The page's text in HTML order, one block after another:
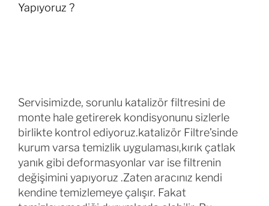
Yapıyoruz ?
Servisimizde, sorunlu katalizör filtresini de
monte hale getirerek kondisyonunu sizlerle
birlikte kontrol ediyoruz.katalizör Filtre’sinde
kurum varsa temizlik uygulaması,kırık çatlak
yanık gibi deformasyonlar var ise filtrenin
değişimini yapıyoruz .Zaten aracınız kendi
kendine temizlemeye çalışır. Fakat